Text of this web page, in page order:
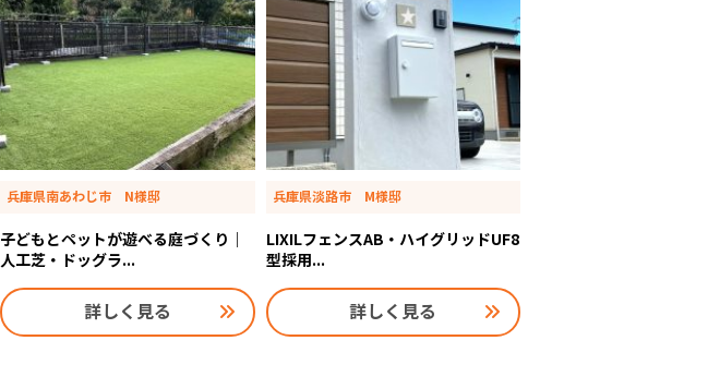
兵庫県南あわじ市 N様邸
子どもとペットが遊べる庭づくり｜
人工芝・ドッグラ...
詳しく見る
兵庫県淡路市 M様邸
LIXILフェンスAB・ハイグリッドUF8
型採用...
詳しく見る